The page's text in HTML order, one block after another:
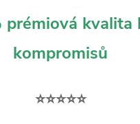
prémiová kvalita
kompromisů
⭐⭐⭐⭐⭐